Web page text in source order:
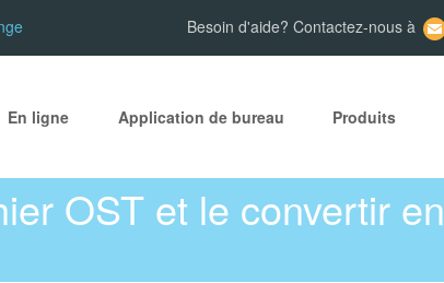
Besoin d'aide? Contactez-nous à
En ligne Application de bureau Produits
OST et le convertir en